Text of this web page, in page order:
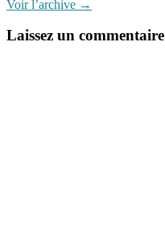
Voir l’archive →
Laissez un commentaire